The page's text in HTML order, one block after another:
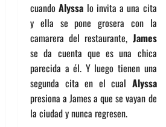
cuandoAlyssa lo invita a una cita
y ella se pone grosera con la
camarera del restaurante, James
se da cuenta que es una chica
parecida a él. Y luego tienen una
segunda cita en el cual Alyssa
presiona a James a que se vayan de
la ciudad y nunca regresen.